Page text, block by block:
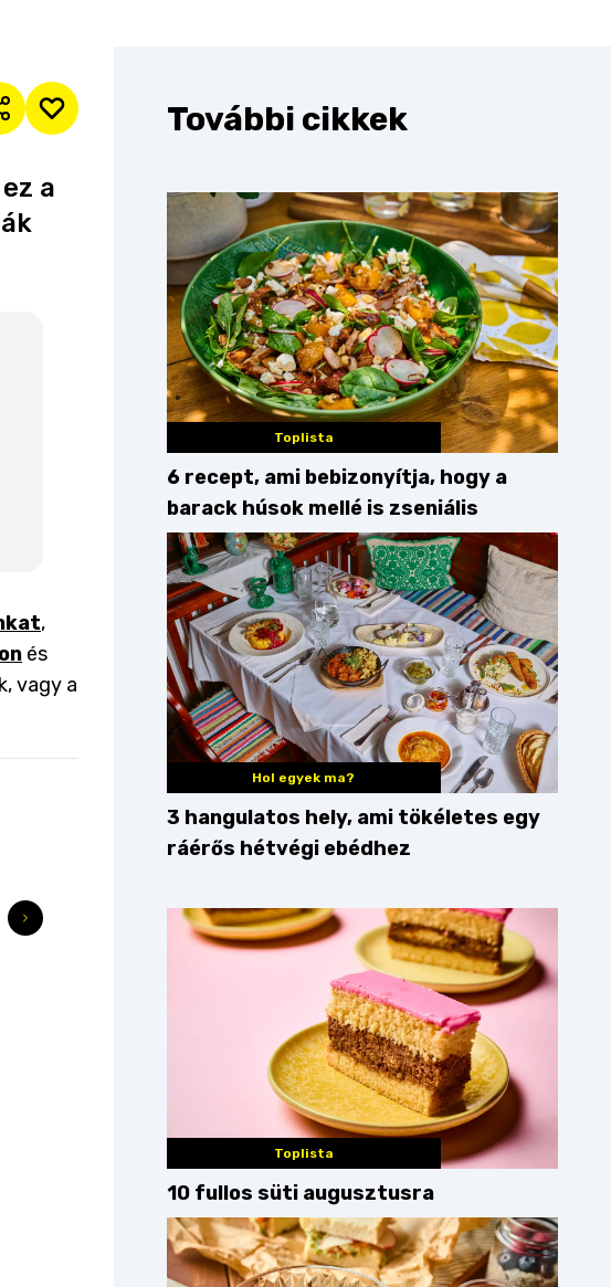
a
,
és
vagy a
További cikkek
Toplista
6 recept, ami bebizonyítja, hogy a
barack húsok mellé is zseniális
Hol egyek ma?
3 hangulatos hely, ami tökéletes egy
ráérős hétvégi ebédhez
Toplista
10 fullos süti augusztusra